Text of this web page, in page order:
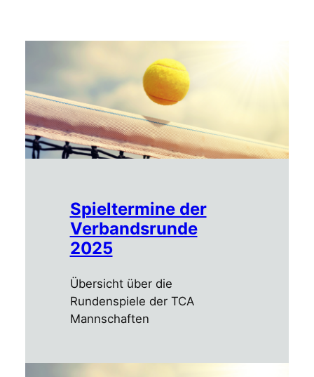
Spieltermine der
Verbandsrunde
2025
Übersicht über die
Rundenspiele der TCA
Mannschaften